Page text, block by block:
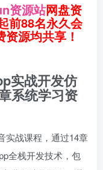
资源站网盘资
前88名永久会
源均共享！
实战开发仿
系统学习资
实战课程，通过14章
全栈开发技术，包